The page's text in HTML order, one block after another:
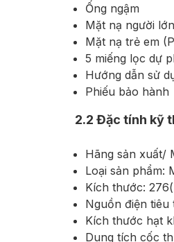
Ống ngậm
Mặt nạ người
Mặt nạ trẻ em
5 miếng lọc dự
Hướng dẫn sử
Phiếu bảo hành
2.2 Đặc tính kỹ
Hãng sản xuất/
Loại sản phẩm:
Kích thước:
Nguồn điện tiêu
Kích thước hạt
Dung tích cốc